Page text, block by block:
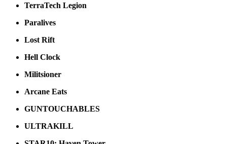
TerraTech Legion
Paralives
Lost Rift
Hell Clock
Militsioner
Arcane Eats
GUNTOUCHABLES
ULTRAKILL